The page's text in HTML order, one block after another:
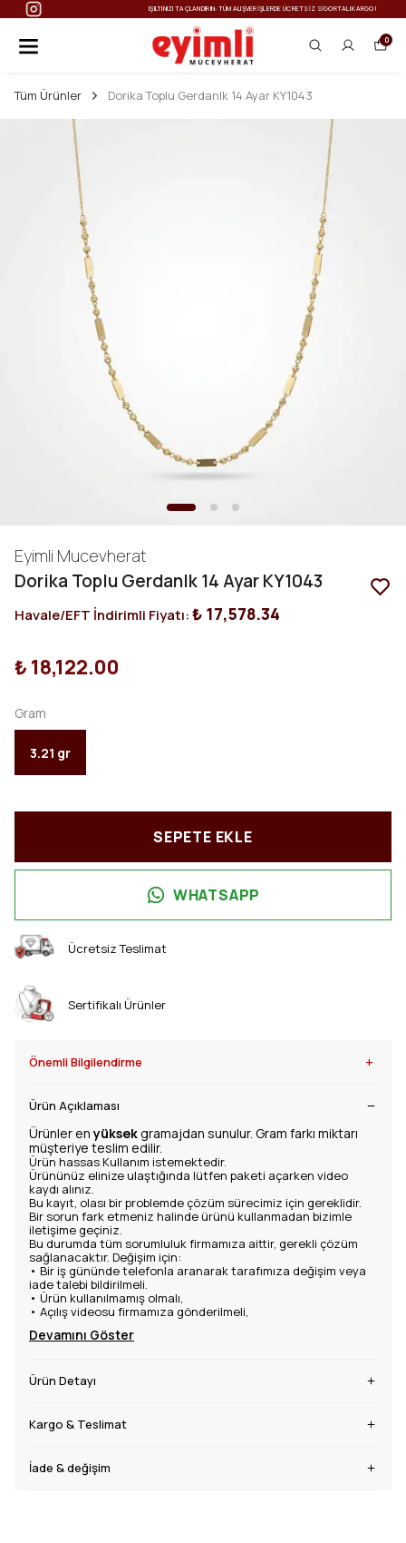
IŞILTINIZI TAÇLANDIRIN: TÜM ALIŞVERIŞLERDE ÜCRETSIZ SIGORTALI KARGO!
0
Tüm Ürünler Dorika Toplu Gerdanlk 14 Ayar KY1043
Eyimli Mucevherat
Dorika Toplu Gerdanlk 14 Ayar KY1043
Havale/EFT İndirimli Fiyatı:₺ 17,578.34
₺ 18,122.00
Gram
3.21 gr
SEPETE EKLE
WHATSAPP
Ücretsiz Teslimat
Sertifikalı Ürünler
Önemli Bilgilendirme +
Ürün Açıklaması
Ürünler enyüksekgramajdan sunulur. Gram farkı miktarı
müşteriye teslim edilir.
Ürün hassas Kullanım istemektedir.
Ürününüz elinize ulaştığında lütfen paketi açarken video
kaydı alınız.
Bu kayıt, olası bir problemde çözüm sürecimiz için gereklidir.
Bir sorun fark etmeniz halinde ürünü kullanmadan bizimle
iletişime geçiniz.
Bu durumda tüm sorumluluk firmamıza aittir, gerekli çözüm
sağlanacaktır. Değişim için:
• Bir iş gününde telefonla aranarak tarafımıza değişim veya
iade talebi bildirilmeli.
• Ürün kullanılmamış olmalı,
• Açılış videosu firmamıza gönderilmeli,
Devamını Göster
Ürün Detayı
Kargo & Teslimat
İade & değişim